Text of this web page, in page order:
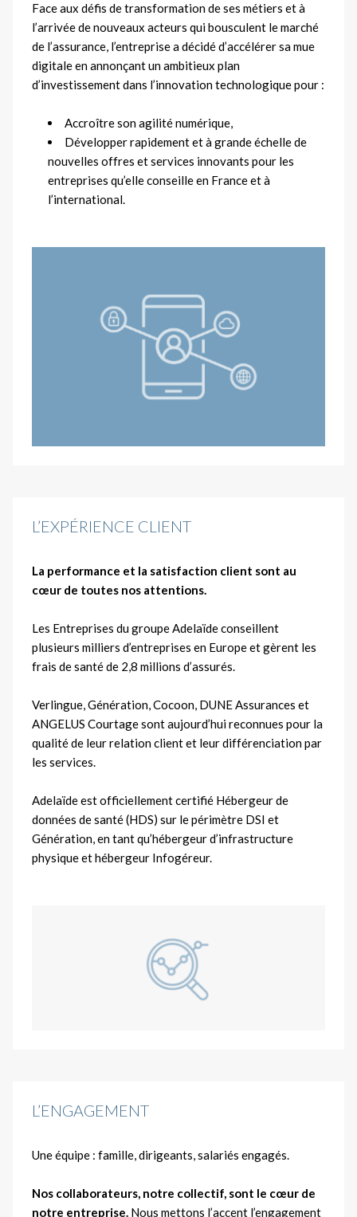
Face aux défis de transformation de ses métiers et à
l’arrivée de nouveaux acteurs qui bousculent le marché
de l’assurance, l’entreprise a décidé d’accélérer sa mue
digitale en annonçant un ambitieux plan
d’investissement dans l’innovation technologique pour :
Accroître son agilité numérique,
Développer rapidement et à grande échelle de
nouvelles offres et services innovants pour les
entreprises qu’elle conseille en France et à
l’international.
L’EXPÉRIENCE CLIENT
La performance et la satisfaction client sont au
cœur de toutes nos attentions.
Les Entreprises du groupe Adelaïde conseillent
plusieurs milliers d’entreprises en Europe et gèrent les
frais de santé de 2,8 millions d’assurés.
Verlingue, Génération, Cocoon, DUNE Assurances et
ANGELUS Courtage sont aujourd’hui reconnues pour la
qualité de leur relation client et leur différenciation par
les services.
Adelaïde est officiellement certifié Hébergeur de
données de santé (HDS) sur le périmètre DSI et
Génération, en tant qu’hébergeur d’infrastructure
physique et hébergeur Infogéreur.
L’ENGAGEMENT
Une équipe : famille, dirigeants, salariés engagés.
Nos collaborateurs, notre collectif, sont le cœur de
notre entreprise. Nous mettons l’accent l’engagement